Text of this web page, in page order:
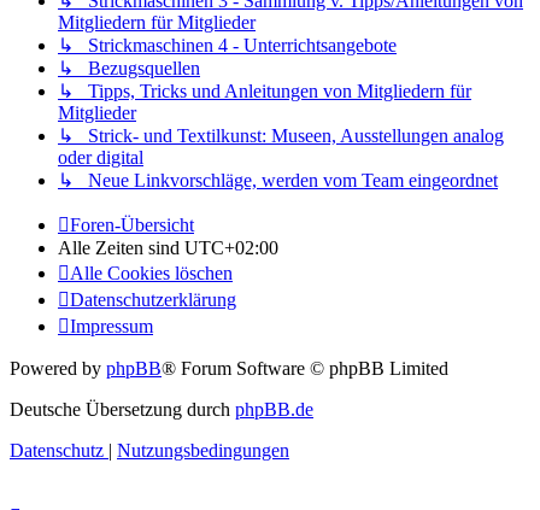
Mitgliedern für Mitglieder
↳ Strickmaschinen 4 - Unterrichtsangebote
↳ Bezugsquellen
↳ Tipps, Tricks und Anleitungen von Mitgliedern für
Mitglieder
↳ Strick- und Textilkunst: Museen, Ausstellungen analog
oder digital
↳ Neue Linkvorschläge, werden vom Team eingeordnet
Foren-Übersicht
Alle Zeiten sind UTC+02:00
Alle Cookies löschen
Datenschutzerklärung
Impressum
Powered by phpBB® Forum Software © phpBB Limited
Deutsche Übersetzung durch phpBB.de
Datenschutz
Nutzungsbedingungen